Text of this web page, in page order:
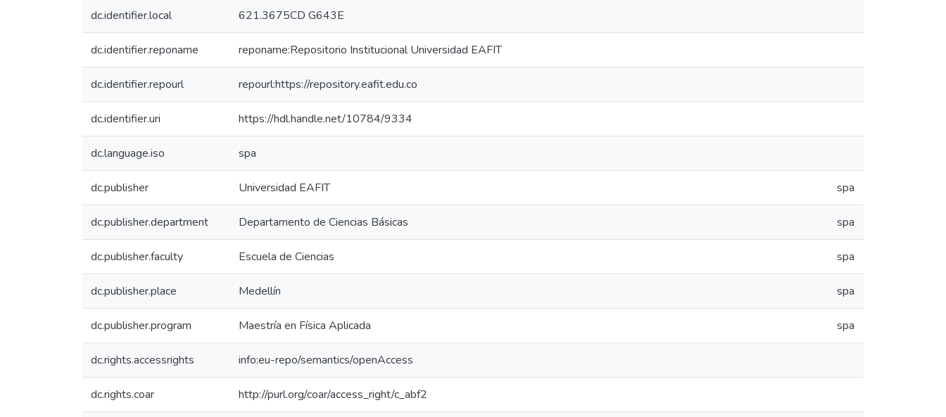
dc.identifier.local 621.3675CD G643E
dc.identifier.reponame reponame:Repositorio Institucional Universidad EAFIT
dc.identifier.repourl repourl:https://repository.eafit.edu.co
dc.identifier.uri https://hdl.handle.net/10784/9334
dc.language.iso spa
dc.publisher Universidad EAFIT spa
dc.publisher.department Departamento de Ciencias Básicas spa
dc.publisher.faculty Escuela de Ciencias spa
dc.publisher.place Medellín spa
dc.publisher.program Maestría en Física Aplicada spa
dc.rights.accessrights info:eu-repo/semantics/openAccess
dc.rights.coar http://purl.org/coar/access_right/c_abf2